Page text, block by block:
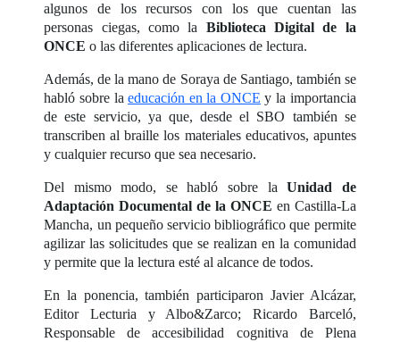
algunos de los recursos con los que cuentan las
personas ciegas, como la Biblioteca Digital de la
ONCE o las diferentes aplicaciones de lectura.
Además, de la mano de Soraya de Santiago, también se
habló sobre laeducación en la ONCE y la importancia
de este servicio, ya que, desde el SBO también se
transcriben al braille los materiales educativos, apuntes
y cualquier recurso que sea necesario.
Del mismo modo, se habló sobre laUnidad de
Adaptación Documental de la ONCE en Castilla-La
Mancha, un pequeño servicio bibliográfico que permite
agilizar las solicitudes que se realizan en la comunidad
y permite que la lectura esté al alcance de todos.
En la ponencia, también participaron Javier Alcázar,
Editor Lecturia y Albo&Zarco; Ricardo Barceló,
Responsable de accesibilidad cognitiva de Plena